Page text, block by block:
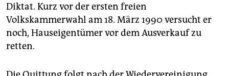
Diktat. Kurz vor der ersten freien
Volkskammerwahl am 18. März 1990 versucht er
noch, Hauseigentümer vor dem Ausverkauf zu
retten.